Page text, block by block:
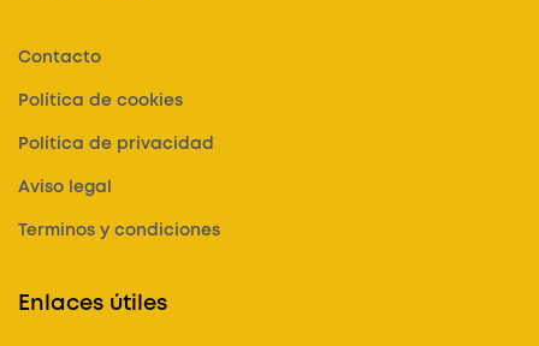
Contacto
Política de cookies
Política de privacidad
Aviso legal
Terminos y condiciones
Enlaces útiles